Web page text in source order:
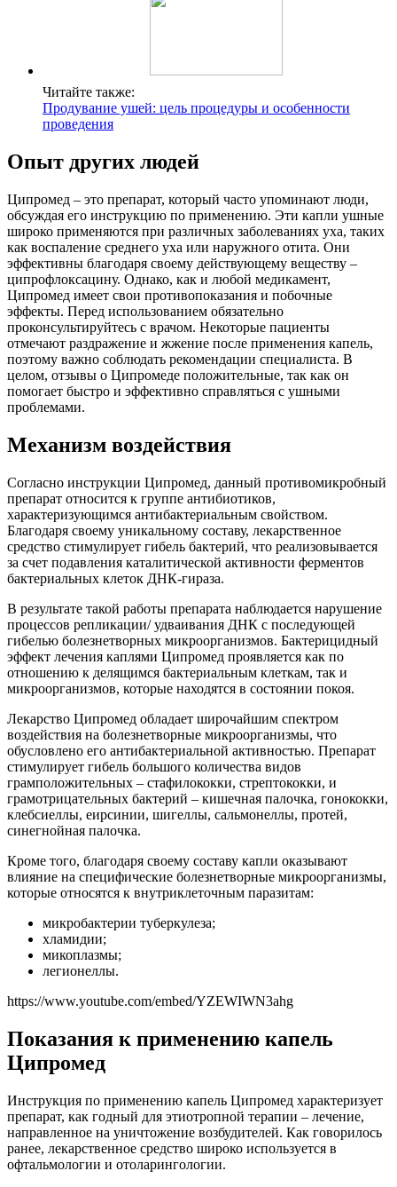
Читайте также:
Продувание ушей: цель процедуры и особенности
проведения
Опыт других людей
Ципромед – это препарат, который часто упоминают люди,
обсуждая его инструкцию по применению. Эти капли ушные
широко применяются при различных заболеваниях уха, таких
как воспаление среднего уха или наружного отита. Они
эффективны благодаря своему действующему веществу –
ципрофлоксацину. Однако, как и любой медикамент,
Ципромед имеет свои противопоказания и побочные
эффекты. Перед использованием обязательно
проконсультируйтесь с врачом. Некоторые пациенты
отмечают раздражение и жжение после применения капель,
поэтому важно соблюдать рекомендации специалиста. В
целом, отзывы о Ципромеде положительные, так как он
помогает быстро и эффективно справляться с ушными
проблемами.
Механизм воздействия
Согласно инструкции Ципромед, данный противомикробный
препарат относится к группе антибиотиков,
характеризующимся антибактериальным свойством.
Благодаря своему уникальному составу, лекарственное
средство стимулирует гибель бактерий, что реализовывается
за счет подавления каталитической активности ферментов
бактериальных клеток ДНК-гираза.
В результате такой работы препарата наблюдается нарушение
процессов репликации/ удваивания ДНК с последующей
гибелью болезнетворных микроорганизмов. Бактерицидный
эффект лечения каплями Ципромед проявляется как по
отношению к делящимся бактериальным клеткам, так и
микроорганизмов, которые находятся в состоянии покоя.
Лекарство Ципромед обладает широчайшим спектром
воздействия на болезнетворные микроорганизмы, что
обусловлено его антибактериальной активностью. Препарат
стимулирует гибель большого количества видов
грамположительных – стафилококки, стрептококки, и
грамотрицательных бактерий – кишечная палочка, гонококки,
клебсиеллы, еирсинии, шигеллы, сальмонеллы, протей,
синегнойная палочка.
Кроме того, благодаря своему составу капли оказывают
влияние на специфические болезнетворные микроорганизмы,
которые относятся к внутриклеточным паразитам:
микробактерии туберкулеза;
хламидии;
микоплазмы;
легионеллы.
https://www.youtube.com/embed/YZEWIWN3ahg
Показания к применению капель
Ципромед
Инструкция по применению капель Ципромед характеризует
препарат, как годный для этиотропной терапии – лечение,
направленное на уничтожение возбудителей. Как говорилось
ранее, лекарственное средство широко используется в
офтальмологии и отоларингологии.